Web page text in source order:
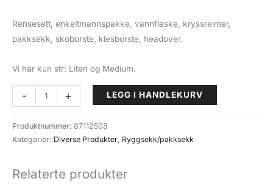
Rensesett, enkeltmannspakke, vannflaske, kryssreimer,
pakksekk, skoborste, klesborste, headover.
Vi har kun str: Liten og Medium.
-
Forsvarets
Ryggsekk
med
innhold.
antall
+ LEGG I HANDLEKURV
Produktnummer: 87112508
Kategorier: Diverse Produkter Ryggsekk/pakksekk
Relaterte produkter